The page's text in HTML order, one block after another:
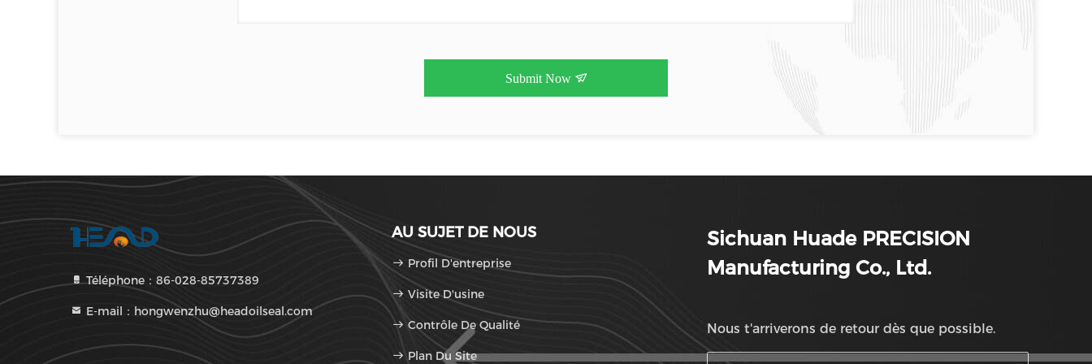
Submit Now
Téléphone：86-028-85737389
E-mail：hongwenzhu@headoilseal.com
AU SUJET DE NOUS
Profil D'entreprise
Visite D'usine
Contrôle De Qualité
Plan Du Site
Sichuan Huade PRECISION
Manufacturing Co., Ltd.
Nous t'arriverons de retour dès que possible.